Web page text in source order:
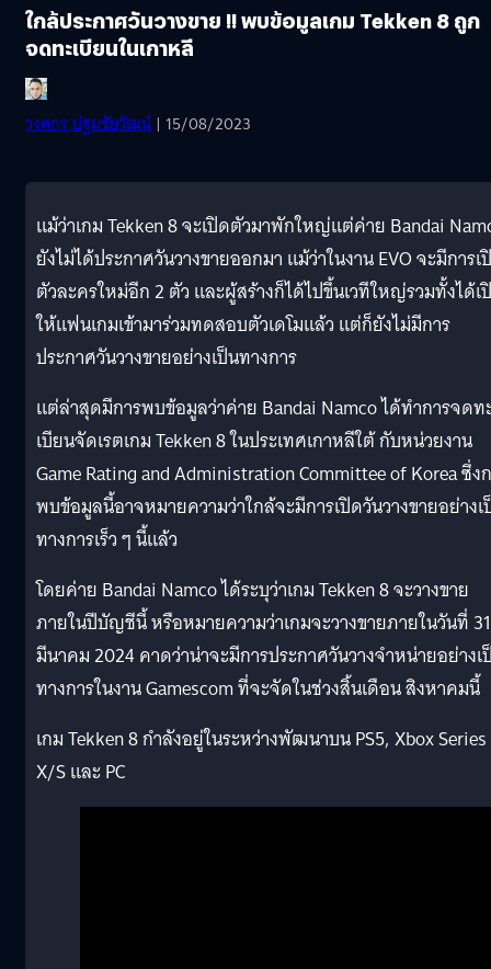
ใกล้ประกาศวันวางขาย !! พบข้อมูลเกม Tekken 8 ถูก
จดทะเบียนในเกาหลี
วงศกร ปฐมชัยวัฒน์ | 15/08/2023
แม้ว่าเกม Tekken 8 จะเปิดตัวมาพักใหญ่แต่ค่าย Bandai
ยังไม่ได้ประกาศวันวางขายออกมา แม้ว่าในงาน EVO จะมีการเ
ตัวละครใหม่อีก 2 ตัว และผู้สร้างก็ได้ไปขึ้นเวทีใหญ่รวมทั้งได้เ
ให้แฟนเกมเข้ามาร่วมทดสอบตัวเดโมแล้ว แต่ก็ยังไม่มีการ
ประกาศวันวางขายอย่างเป็นทางการ
แต่ล่าสุดมีการพบข้อมูลว่าค่าย Bandai Namco ได้ทำการจดท
เบียนจัดเรตเกม Tekken 8 ในประเทศเกาหลีใต้ กับหน่วยงาน
Game Rating and Administration Committee of Korea ซึ่ง
พบข้อมูลนี้อาจหมายความว่าใกล้จะมีการเปิดวันวางขายอย่าง
ทางการเร็ว ๆ นี้แล้ว
โดยค่าย Bandai Namco ได้ระบุว่าเกม Tekken 8 จะวางขาย
ภายในปีบัญชีนี้ หรือหมายความว่าเกมจะวางขายภายในวันที่ 31
มีนาคม 2024 คาดว่าน่าจะมีการประกาศวันวางจำหน่ายอย่างเ
ทางการในงาน Gamescom ที่จะจัดในช่วงสิ้นเดือน สิงหาคมนี้
เกม Tekken 8 กำลังอยู่ในระหว่างพัฒนาบน PS5, Xbox Series
X/S และ PC